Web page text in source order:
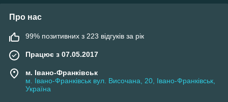
Про нас
99% позитивних з 223 відгуків за рік
Працює з 07.05.2017
м. Івано-Франківськ
м. Івано-Франківськ вул. Височана, 20, Івано-Франківськ,
Україна